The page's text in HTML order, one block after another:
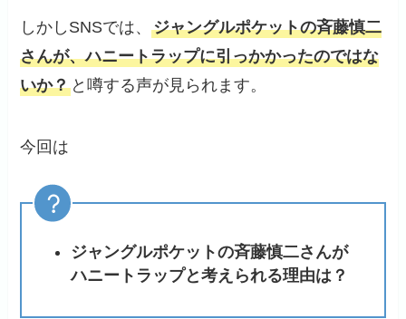
しかしSNSでは、ジャングルポケットの斉藤慎二
さんが、ハニートラップに引っかかったのではな
いか？ と噂する声が見られます。
今回は
ジャングルポケットの斉藤慎二さんが
ハニートラップと考えられる理由は？